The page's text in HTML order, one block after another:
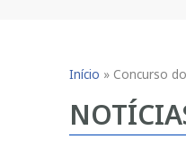
Início » Concurso